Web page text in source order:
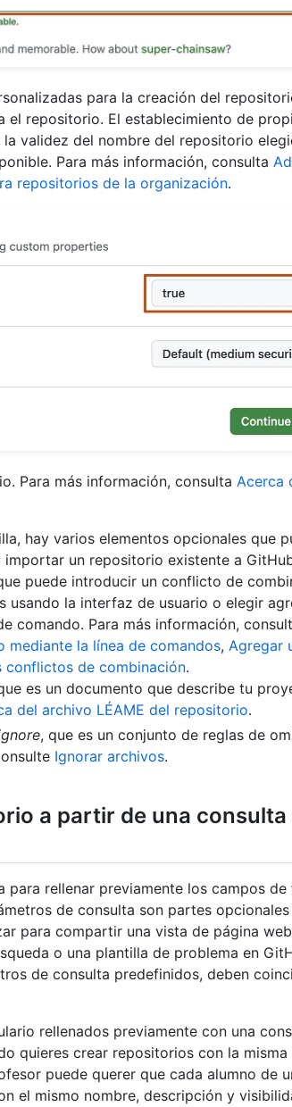
para la creación del
el repositorio. El establecimiento de
validez del nombre del repositorio
Para más información, consulta
repositorios de la organización.
Para más información, consulta Acerca
hay varios elementos opcionales que
un repositorio existente a
puede introducir un conflicto de
usando la interfaz de usuario o elegir
comando. Para más información,
la línea de comandos, Agregar
conflictos de combinación.
es un documento que describe tu
del archivo LÉAME del repositorio.
, que es un conjunto de reglas de
Ignorar archivos.
a partir de una consulta
para rellenar previamente los campos
de consulta son partes opcionales
para compartir una vista de página
o una plantilla de problema en
de consulta predefinidos, deben
rellenados previamente con una
quieres crear repositorios con la
puede querer que cada alumno de
el mismo nombre, descripción y